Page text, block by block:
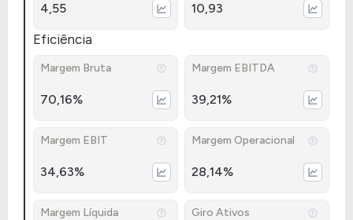
4,55 10,93
Eficiência
Margem Bruta
70,16%
Margem EBITDA
39,21%
Margem EBIT
34,63%
Margem Operacional
28,14%
Margem Líquida Giro Ativos